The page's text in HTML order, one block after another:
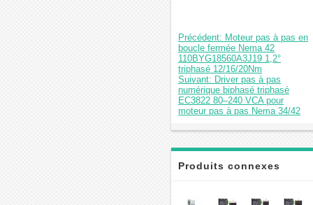
Précédent: Moteur pas à pas en
boucle fermée Nema 42
110BYG18560A3J19 1,2°
triphasé 12/16/20Nm
Suivant: Driver pas à pas
numérique biphasé triphasé
EC3822 80–240 VCA pour
moteur pas à pas Nema 34/42
Produits connexes